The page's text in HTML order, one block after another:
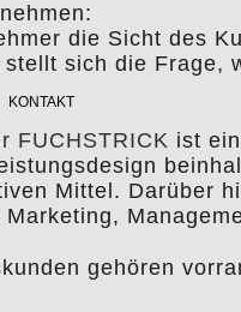
KONTAKT
die Sicht des
sich die Frage,
FUCHSTRICK ist
Mittel. Darüber
gehören